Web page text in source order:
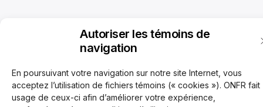
Autoriser les témoins de
navigation
En poursuivant votre navigation sur notre site Internet, vous
acceptez l’utilisation de fichiers témoins (« cookies »). ONFR fait
usage de ceux-ci afin d’améliorer votre expérience,